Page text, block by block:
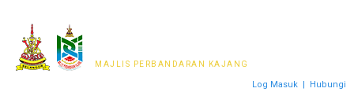
MAJLIS PERBANDARAN KAJANG
Log Masuk | Hubungi